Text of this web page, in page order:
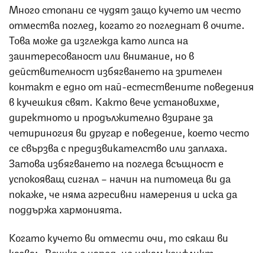
Много стопани се чудят защо кучето им често
отмества поглед, когато го погледнат в очите.
Това може да изглежда като липса на
заинтересованост или внимание, но в
действителност избягването на зрителен
контакт е едно от най-естествените поведения
в кучешкия свят. Както вече установихме,
директното и продължително взиране за
четириногия ви другар е поведение, което често
се свързва с предизвикателство или заплаха.
Затова избягването на погледа всъщност е
успокояващ сигнал – начин на питомеца ви да
покаже, че няма агресивни намерения и иска да
поддържа хармонията.
Когато кучето ви отмести очи, то сякаш ви